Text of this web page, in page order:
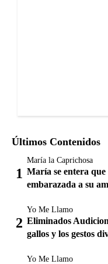
Últimos Contenidos
María la Caprichosa
María se entera
embarazada a su
Yo Me Llamo
Eliminados
gallos y los gestos
Yo Me Llamo